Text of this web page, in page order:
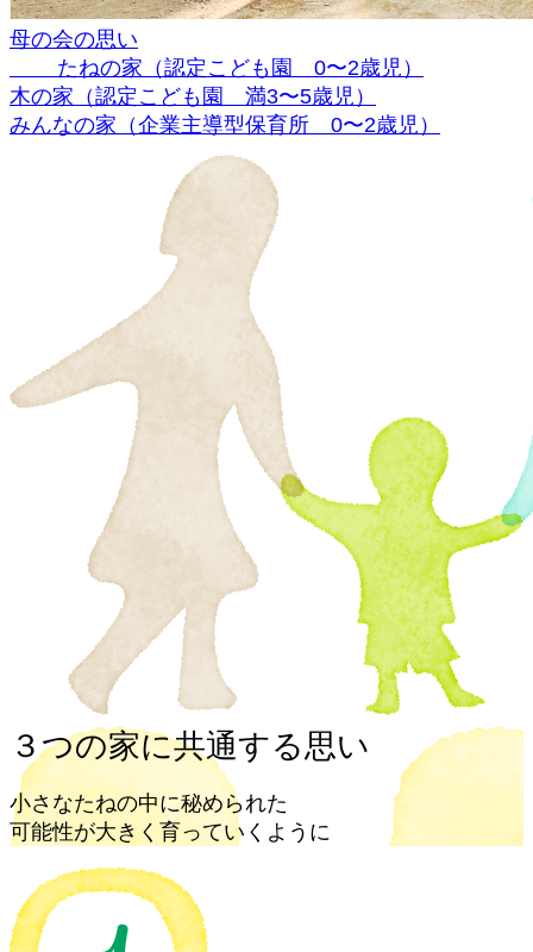
母の会の思い
たねの家 （認定こども園 0〜2歳児）
木の家 （認定こども園 満3〜5歳児）
みんなの家 （企業主導型保育所 0〜2歳児）
３つの家に共通する思い
小さなたねの中に秘められた
可能性が大きく育っていくように